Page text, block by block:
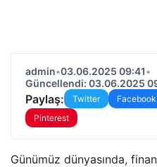
admin•03.06.2025 09:41•
Güncellendi: 03.06.2025
Paylaş: Twitter Facebook
Pinterest
Günümüz dünyasında,